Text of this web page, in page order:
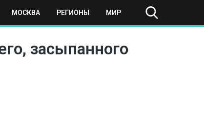
МОСКВА РЕГИОНЫ МИР
засыпанного